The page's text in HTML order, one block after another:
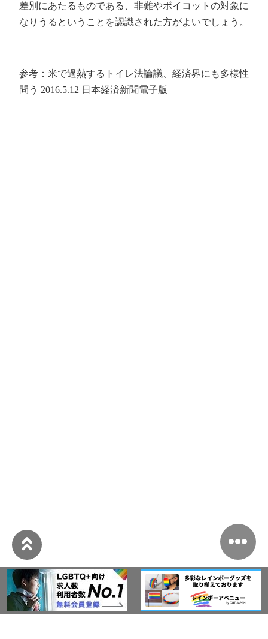
差別にあたるものである、非難やボイコットの対象に
なりうるということを認識された方がよいでしょう。
参考：米で過熱するトイレ法論議、経済界にも多様性
問う 2016.5.12 日本経済新聞電子版